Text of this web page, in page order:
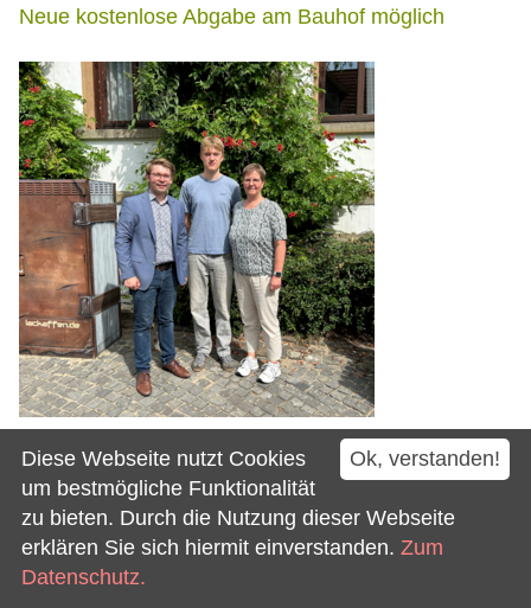
Neue kostenlose Abgabe am Bauhof möglich
Ausbildungsstart bei der
Gemeinde Westerkappeln
Datum 06.08.2026
Eric Schmidt beginnt seine Ausbildung zum
Ok, verstanden!
Diese Webseite nutzt Cookies
um bestmögliche Funktionalität
zu bieten. Durch die Nutzung dieser Webseite
erklären Sie sich hiermit einverstanden. Zum
Datenschutz.